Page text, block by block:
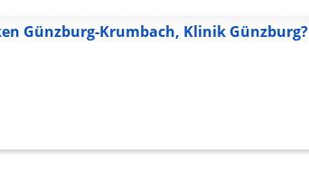
Günzburg-Krumbach, Klinik Günzburg?
Inhalten